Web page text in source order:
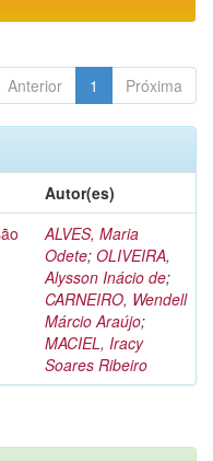
Anterior 1 Próxima
Autor(es)
ALVES, Maria
Odete; OLIVEIRA,
Alysson Inácio de;
CARNEIRO, Wendell
Márcio Araújo;
MACIEL, Iracy
Soares Ribeiro